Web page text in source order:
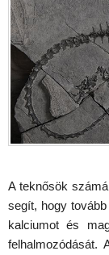
A teknősök
segít, hogy
kalciumot és
felhalmozódását.